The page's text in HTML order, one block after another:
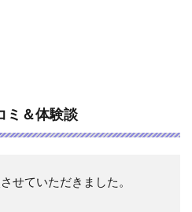
ミ＆体験談
せていただきました。